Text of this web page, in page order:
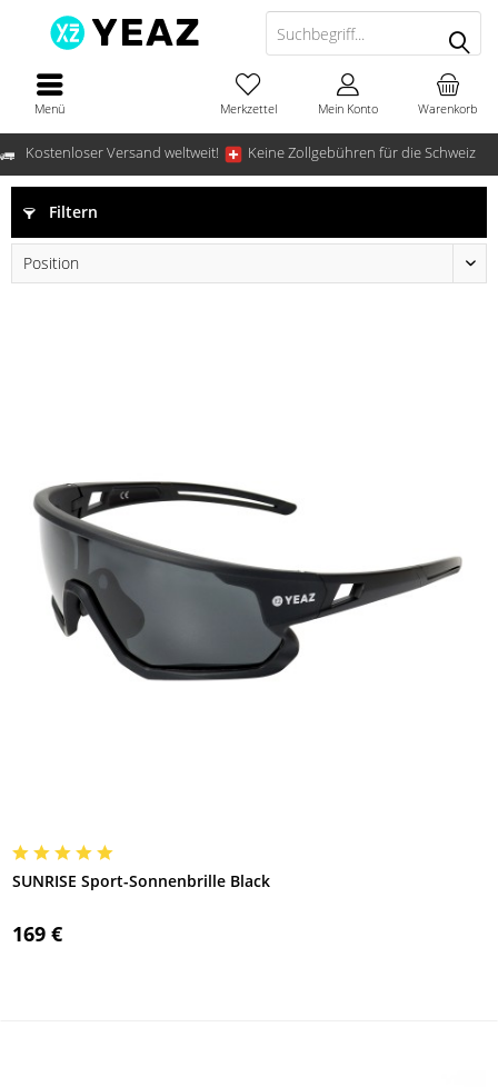
Kostenloser Versand weltweit! Keine Zollgebühren für die Schweiz
Menü Warenkorb
Merkzettel Mein Konto
Filtern
SUNRISE Sport-Sonnenbrille Black
169 €